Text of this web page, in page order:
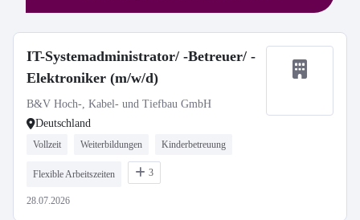
IT-Systemadministrator/ -Betreuer/ -
Elektroniker (m/w/d)
B&V Hoch-, Kabel- und Tiefbau GmbH
Deutschland
Vollzeit Weiterbildungen Kinderbetreuung
Flexible Arbeitszeiten 3
28.07.2026